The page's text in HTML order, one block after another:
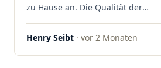
zu Hause an. Die Qualität der
Blüten ist auch immer auf einem
hohen Niveau, die Auswahl ist
Henry Seibt · vor 2 Monaten